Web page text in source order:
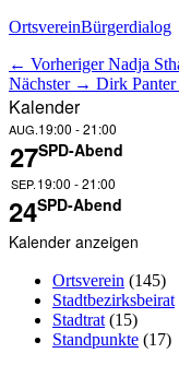
Kategorien
OrtsvereinSchlagworte
Bürgerdialog
← Vorheriger Vorheriger
Beitrag:
Nadja
Nächster → Nächster
Dirk Panter
Kalender
AUG.
27
19:00 -21:00
SPD-Abend
SEP.
24
19:00 -21:00
SPD-Abend
Kalender anzeigen
Ortsverein (145)
Stadtbezirksbeirat
Stadtrat (15)
Standpunkte (17)